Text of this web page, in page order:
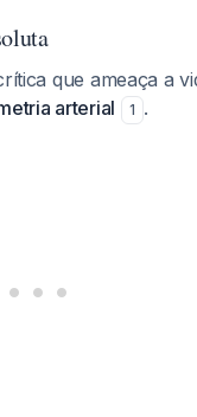
que ameaça a
arterial
1 .